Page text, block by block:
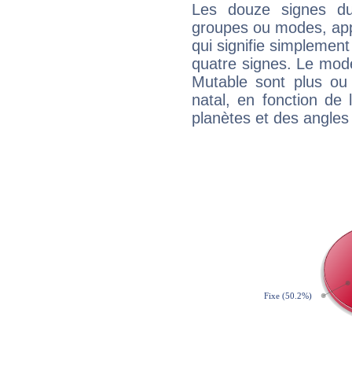
Les douze signes
groupes ou modes,
qui signifie
quatre signes. Le
Mutable sont plus
natal, en fonction de
planètes et des